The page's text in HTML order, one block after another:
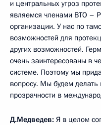
и центральных угроз
являемся членами ВТО –
организации. У нас по
возможностей для
других возможностей.
очень заинтересованы в
системе. Поэтому мы
вопросу. Мы будем делать
прозрачности в
Д.Медведев: Я в целом